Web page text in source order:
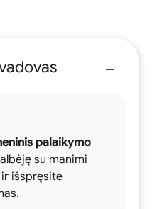
palaikymo
su manimi
išspręsite